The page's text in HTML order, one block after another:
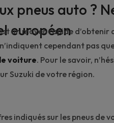
pneus auto ?
européen
un moyen rapide
cependant pas
voiture. Pour le savoir,
Suzuki de votre région.
indiqués sur les pneus de